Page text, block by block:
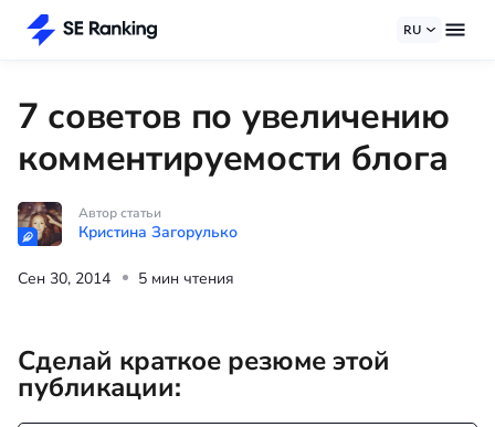
RU
7 советов по увеличению
комментируемости блога
Автор статьи
Кристина Загорулько
Сен 30, 2014 5 мин чтения
Сделай краткое резюме этой
публикации: